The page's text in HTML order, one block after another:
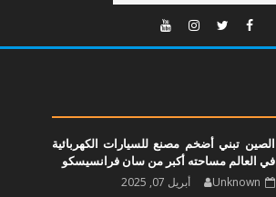
الصين تبني أضخم مصنع للسيارات الكهربائية
في العالم مساحته أكبر من سان فرانسيسكو
Unknown أبريل 07, 2025